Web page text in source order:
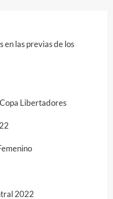
en las previas de los
Libertadores
2022